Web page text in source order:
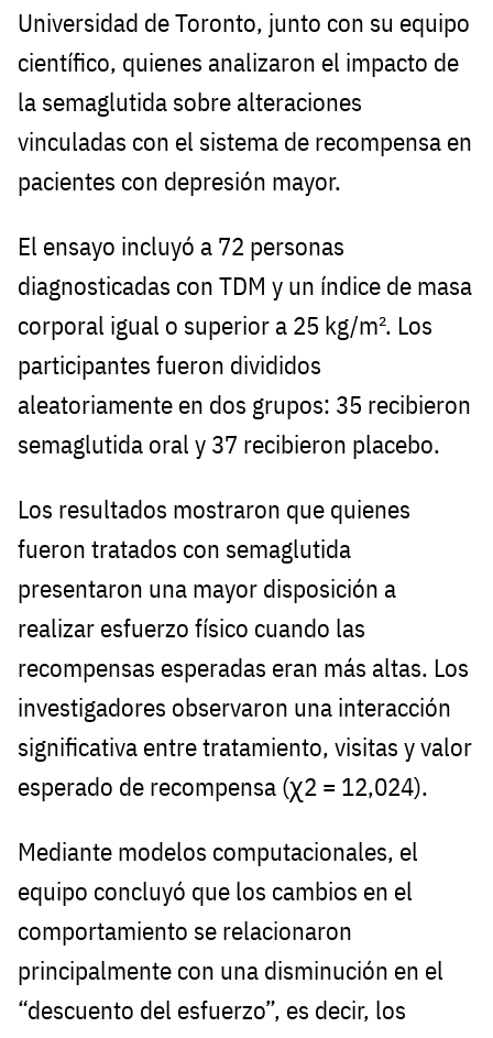
Universidad de Toronto, junto con su equipo
científico, quienes analizaron el impacto de
la semaglutida sobre alteraciones
vinculadas con el sistema de recompensa en
pacientes con depresión mayor.
El ensayo incluyó a 72 personas
diagnosticadas con TDM y un índice de masa
corporal igual o superior a 25 kg/m². Los
participantes fueron divididos
aleatoriamente en dos grupos: 35 recibieron
semaglutida oral y 37 recibieron placebo.
Los resultados mostraron que quienes
fueron tratados con semaglutida
presentaron una mayor disposición a
realizar esfuerzo físico cuando las
recompensas esperadas eran más altas. Los
investigadores observaron una interacción
significativa entre tratamiento, visitas y valor
esperado de recompensa (χ2 = 12,024).
Mediante modelos computacionales, el
equipo concluyó que los cambios en el
comportamiento se relacionaron
principalmente con una disminución en el
“descuento del esfuerzo”, es decir, los